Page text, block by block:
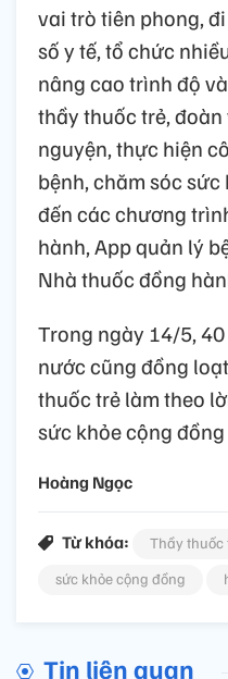
vai trò tiên phong,
số y tế, tổ chức
nâng cao trình độ
thầy thuốc trẻ,
nguyện, thực hiện
bệnh, chăm sóc sức
đến các chương
hành, App quản lý
Nhà thuốc đồng
Trong ngày 14/5,
nước cũng đồng
thuốc trẻ làm theo
sức khỏe cộng
Hoàng Ngọc
Từ khóa: Thầy thuốc
sức khỏe cộng đồng
Tin liên quan